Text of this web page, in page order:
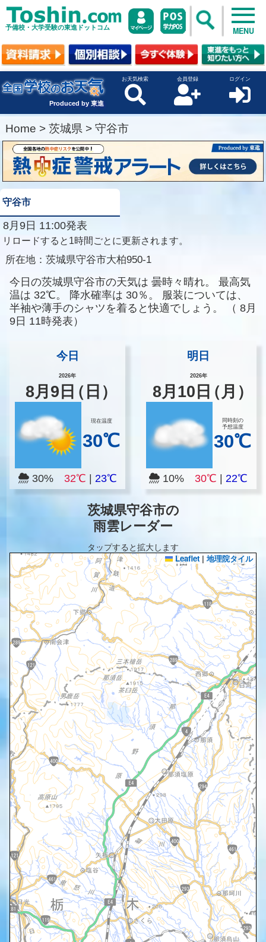
予備校・大学受験の東進ドットコム MENU
Produced by 東進
お天気検索 会員登録 ログイン
Home > 茨城県 > 守谷市
守谷市
8月9日 11:00発表
リロードすると1時間ごとに更新されます。
所在地： 茨城県守谷市大柏950-1
今日の茨城県守谷市の天気は 曇時々晴れ。
最高気
温は 32℃。 降水確率は 30％。
服装については、
半袖や薄手のシャツを着ると快適でしょう。
（ 8月
9日 11時発表）
今日
2026年
8月 9 日（日）
現在温度
30℃
30% 32℃ 23℃
明日
2026年
8月 10 日（月）
同時刻の
予想温度
30℃
10%30℃ |22℃
茨城県守谷市の
雨雲レーダー
タップすると拡大します
Leaflet | 地理院タイル